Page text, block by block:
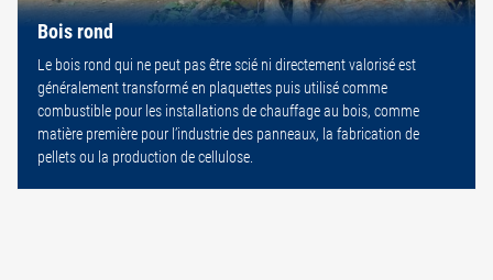
Bois rond
Le bois rond qui ne peut pas être scié ni directement valorisé est
généralement transformé en plaquettes puis utilisé comme
combustible pour les installations de chauffage au bois, comme
matière première pour l’industrie des panneaux, la fabrication de
pellets ou la production de cellulose.